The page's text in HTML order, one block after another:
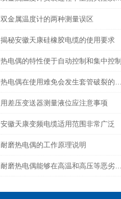
双金属温度计的两种测量误区
揭秘安徽天康硅橡胶电缆的使用要求
热电偶的特性便于自动控制和集中控制
用差压变送器测量液位应注意事项
安徽天康变频电缆适用范围非常广泛
耐磨热电偶的工作原理说明